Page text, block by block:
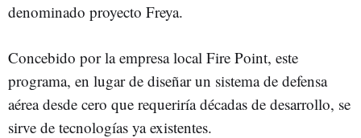
denominado proyecto Freya.
Concebido por la empresa local Fire Point, este
programa, en lugar de diseñar un sistema de defensa
aérea desde cero que requeriría décadas de desarrollo, se
sirve de tecnologías ya existentes.